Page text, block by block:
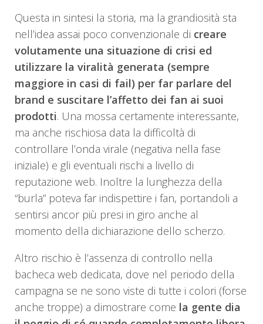
Questa in sintesi la storia, ma la grandiosità sta
nell’idea assai poco convenzionale di creare
volutamente una situazione di crisi ed
utilizzare la viralità generata (sempre
maggiore in casi di fail) per far parlare del
brand e suscitare l’affetto dei fan ai suoi
prodotti. Una mossa certamente interessante,
ma anche rischiosa data la difficoltà di
controllare l’onda virale (negativa nella fase
iniziale) e gli eventuali rischi a livello di
reputazione web. Inoltre la lunghezza della
“burla” poteva far indispettire i fan, portandoli a
sentirsi ancor più presi in giro anche al
momento della dichiarazione dello scherzo.
Altro rischio è l’assenza di controllo nella
bacheca web dedicata, dove nel periodo della
campagna se ne sono viste di tutte i colori (forse
anche troppe) a dimostrare come la gente dia